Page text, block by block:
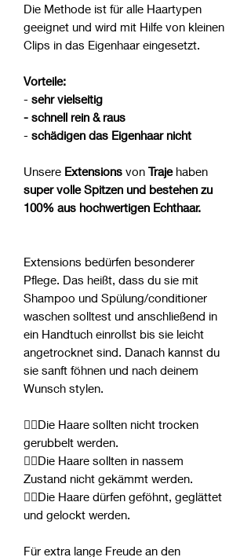
Die Methode ist für alle Haartypen
geeignet und wird mit Hilfe von kleinen
Clips in das Eigenhaar eingesetzt.
Vorteile:
- sehr vielseitig
- schnell rein & raus
- schädigen das Eigenhaar nicht
Unsere Extensions von Trajehaben
super volle Spitzen und bestehen zu
100% aus hochwertigen Echthaar.
Extensions bedürfen besonderer
Pflege. Das heißt, dass du sie mit
Shampoo und Spülung/conditioner
waschen solltest und anschließend in
ein Handtuch einrollst bis sie leicht
angetrocknet sind. Danach kannst du
sie sanft föhnen und nach deinem
Wunsch stylen.
👎🏻Die Haare sollten nicht trocken
gerubbelt werden.
👎🏻Die Haare sollten in nassem
Zustand nicht gekämmt werden.
👍🏻Die Haare dürfen geföhnt, geglättet
und gelockt werden.
Für extra lange Freude an den